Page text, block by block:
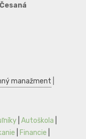
manažment
Autoškola
Financie